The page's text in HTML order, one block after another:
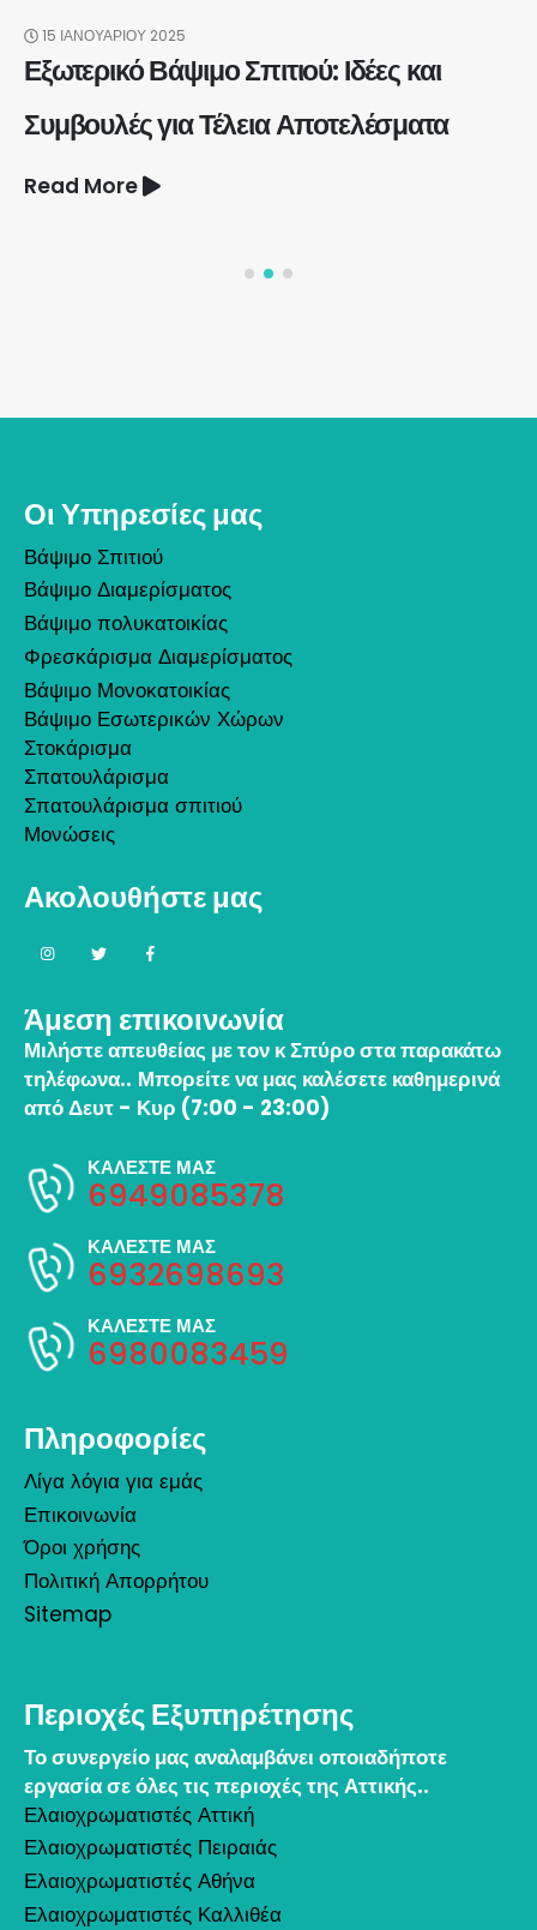
15 ΙΑΝΟΥΑΡΊΟΥ 2025
Εξωτερικό Βάψιμο Σπιτιού: Ιδέες και
Συμβουλές για Τέλεια Αποτελέσματα
Read More
Οι Υπηρεσίες μας
Βάψιμο Σπιτιού
Βάψιμο Διαμερίσματος
Βάψιμο πολυκατοικίας
Φρεσκάρισμα Διαμερίσματος
Βάψιμο Μονοκατοικίας
Βάψιμο Εσωτερικών Χώρων
Στοκάρισμα
Σπατουλάρισμα
Σπατουλάρισμα σπιτιού
Μονώσεις
Ακολουθήστε μας
Άμεση επικοινωνία
Μιλήστε απευθείας με τον κ Σπύρο στα παρακάτω
τηλέφωνα.. Μπορείτε να μας καλέσετε καθημερινά
από Δευτ - Κυρ (7:00 - 23:00)
ΚΑΛΕΣΤΕ ΜΑΣ
6949085378
ΚΑΛΕΣΤΕ ΜΑΣ
6932698693
ΚΑΛΕΣΤΕ ΜΑΣ
6980083459
Πληροφορίες
Λίγα λόγια για εμάς
Επικοινωνία
Όροι χρήσης
Πολιτική Απορρήτου
Sitemap
Περιοχές Εξυπηρέτησης
Το συνεργείο μας αναλαμβάνει οποιαδήποτε
εργασία σε όλες τις περιοχές της Αττικής..
Ελαιοχρωματιστές Αττική
Ελαιοχρωματιστές Πειραιάς
Ελαιοχρωματιστές Αθήνα
Ελαιοχρωματιστές Καλλιθέα